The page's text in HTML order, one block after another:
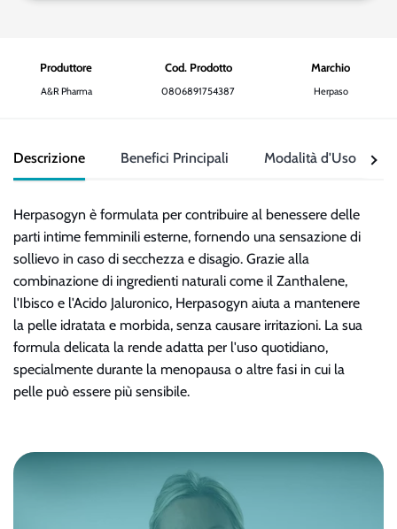
Produttore
A&R Pharma
Cod. Prodotto
0806891754387
Marchio
Herpaso
Descrizione Benefici Principali Modalità d'Uso
Vedi
Herpasogyn è formulata per contribuire al benessere delle
parti intime femminili esterne, fornendo una sensazione di
sollievo in caso di secchezza e disagio. Grazie alla
combinazione di ingredienti naturali come il Zanthalene,
l'Ibisco e l'Acido Jaluronico, Herpasogyn aiuta a mantenere
la pelle idratata e morbida, senza causare irritazioni. La sua
formula delicata la rende adatta per l'uso quotidiano,
specialmente durante la menopausa o altre fasi in cui la
pelle può essere più sensibile.